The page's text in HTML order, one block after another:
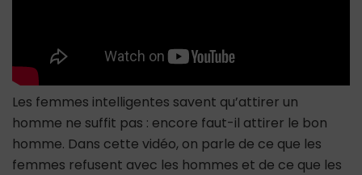
Les femmes intelligentes savent qu’attirer un
homme ne suffit pas : encore faut-il attirer le bon
homme. Dans cette vidéo, on parle de ce que les
femmes refusent avec les hommes et de ce que les